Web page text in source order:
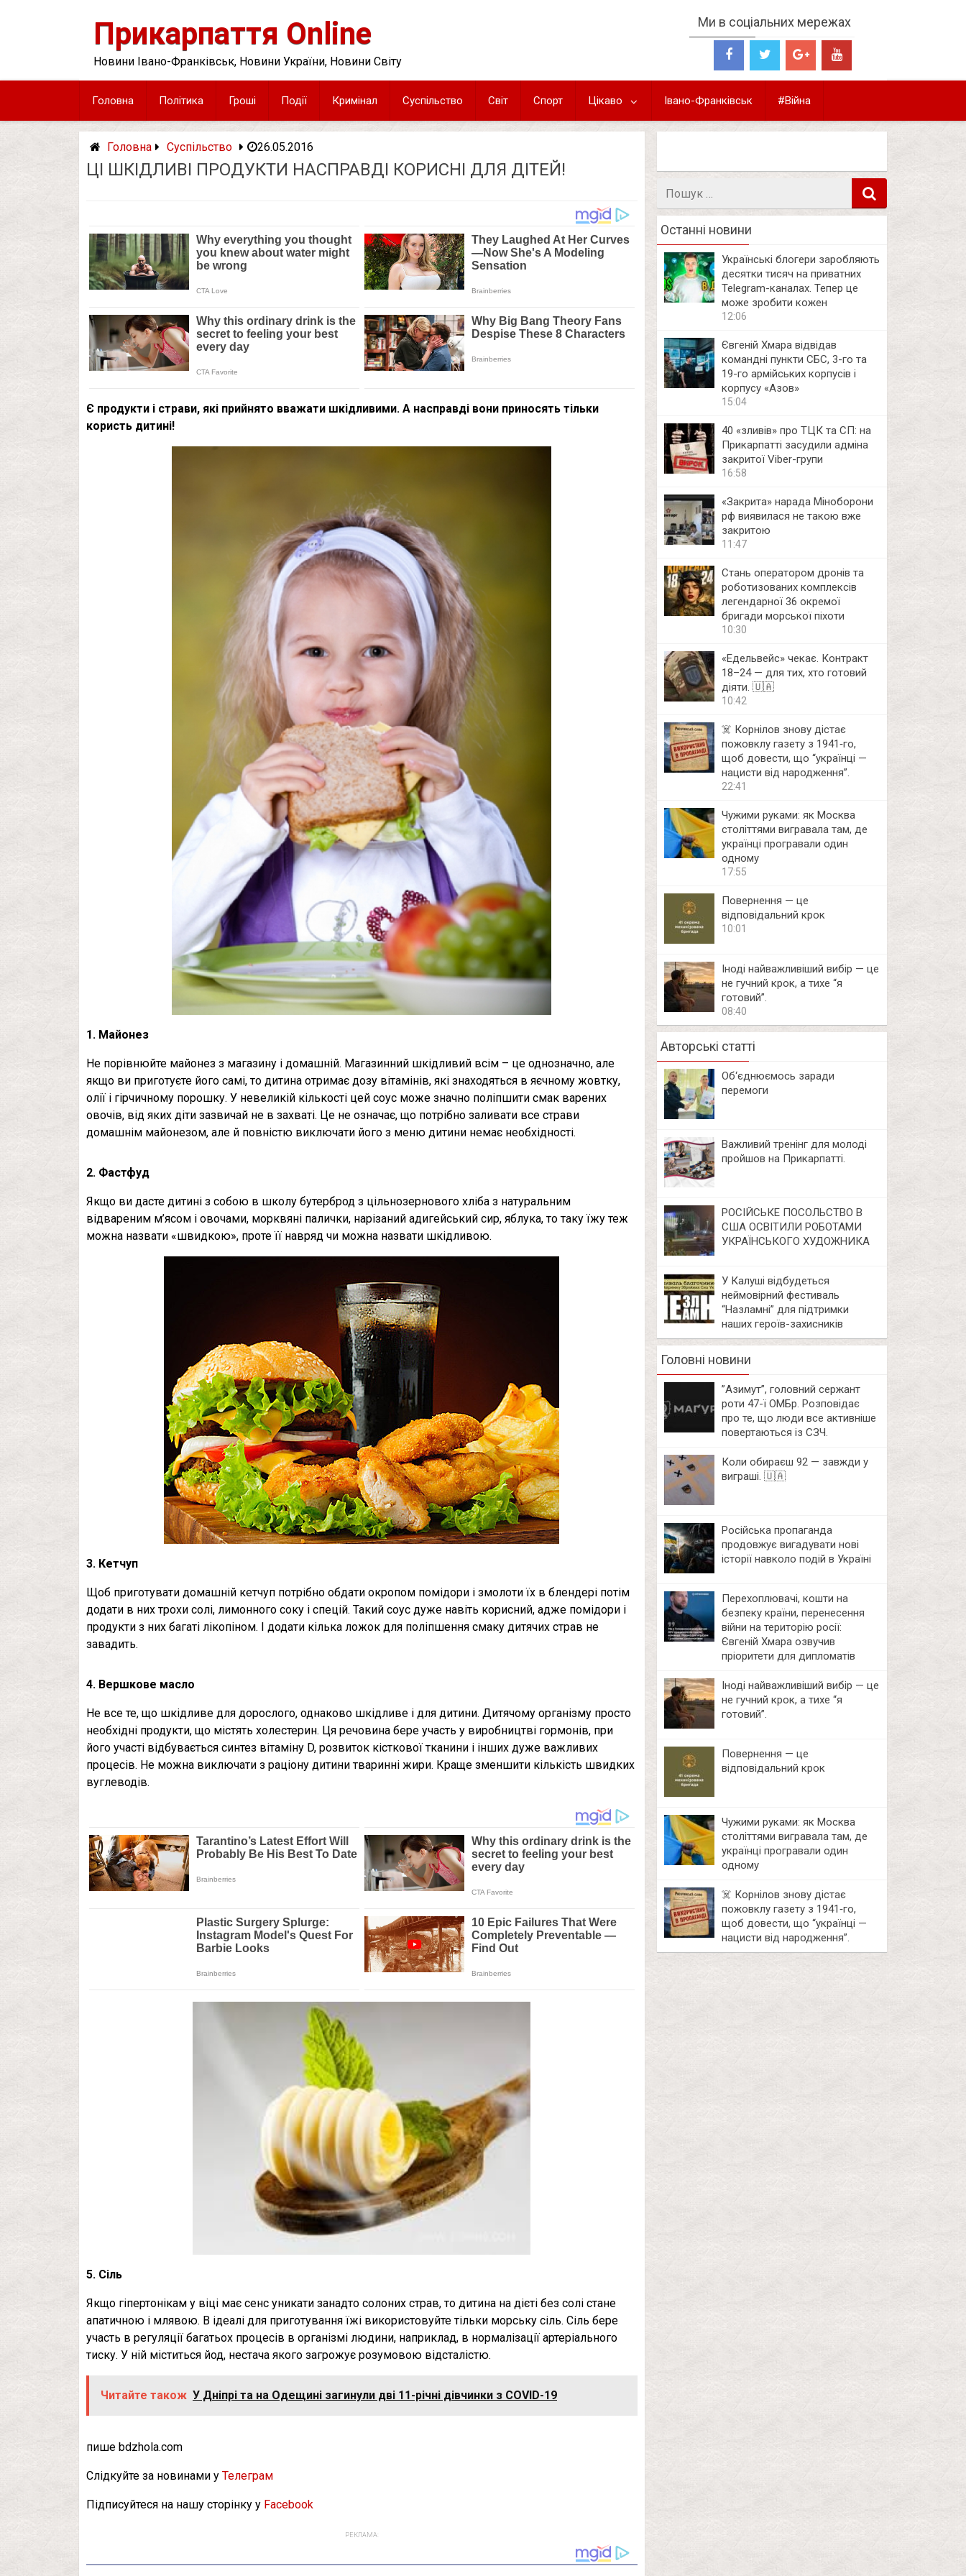
Прикарпаття Online
Новини Івано-Франківськ, Новини України, Новини Світу
Ми в соціальних мережах
Головна Політика Гроші Події Кримінал Суспільство Світ Спорт Цікаво Івано-Франківськ #Війна
Головна Суспільство 26.05.2016
ЦІ ШКІДЛИВІ ПРОДУКТИ НАСПРАВДІ КОРИСНІ ДЛЯ ДІТЕЙ!
Є продукти і страви, які прийнято вважати шкідливими. А насправді вони приносять тільки
користь дитині!
1. Майонез
Не порівнюйте майонез з магазину і домашній. Магазинний шкідливий всім – це однозначно, але
якщо ви приготуєте його самі, то дитина отримає дозу вітамінів, які знаходяться в яєчному жовтку,
олії і гірчичному порошку. У невеликій кількості цей соус може значно поліпшити смак варених
овочів, від яких діти зазвичай не в захваті. Це не означає, що потрібно заливати все страви
домашнім майонезом, але й повністю виключати його з меню дитини немає необхідності.
2. Фастфуд
Якщо ви дасте дитині з собою в школу бутерброд з цільнозернового хліба з натуральним
відвареним м’ясом і овочами, морквяні палички, нарізаний адигейський сир, яблука, то таку їжу теж
можна назвати «швидкою», проте її навряд чи можна назвати шкідливою.
3. Кетчуп
Щоб приготувати домашній кетчуп потрібно обдати окропом помідори і змолоти їх в блендері потім
додати в них трохи солі, лимонного соку і спецій. Такий соус дуже навіть корисний, адже помідори і
продукти з них багаті лікопіном. І додати кілька ложок для поліпшення смаку дитячих страв не
завадить.
4. Вершкове масло
Не все те, що шкідливе для дорослого, однаково шкідливе і для дитини. Дитячому організму просто
необхідні продукти, що містять холестерин. Ця речовина бере участь у виробництві гормонів, при
його участі відбувається синтез вітаміну D, розвиток кісткової тканини і інших дуже важливих
процесів. Не можна виключати з раціону дитини тваринні жири. Краще зменшити кількість швидких
вуглеводів.
5. Сіль
Якщо гіпертонікам у віці має сенс уникати занадто солоних страв, то дитина на дієті без солі стане
апатичною і млявою. В ідеалі для приготування їжі використовуйте тільки морську сіль. Сіль бере
участь в регуляції багатьох процесів в організмі людини, наприклад, в нормалізації артеріального
тиску. У ній міститься йод, нестача якого загрожує розумовою відсталістю.
Читайте також У Дніпрі та на Одещині загинули дві 11-річні дівчинки з COVID-19
пише bdzhola.com
Слідкуйте за новинами у Телеграм
Підписуйтеся на нашу сторінку у Facebook
РЕКЛАМА:
Останні новини
Українські блогери заробляють
десятки тисяч на приватних
Telegram-каналах. Тепер це
може зробити кожен
12:06
Євгеній Хмара відвідав
командні пункти СБС, 3-го та
19-го армійських корпусів і
корпусу «Азов»
15:04
40 «зливів» про ТЦК та СП: на
Прикарпатті засудили адміна
закритої Viber-групи
16:58
«Закрита» нарада Міноборони
рф виявилася не такою вже
закритою
11:47
Стань оператором дронів та
роботизованих комплексів
легендарної 36 окремої
бригади морської піхоти
10:30
«Едельвейс» чекає. Контракт
18–24 — для тих, хто готовий
діяти. 🇺🇦
10:42
☠️ Корнілов знову дістає
пожовклу газету з 1941‑го,
щоб довести, що “українці —
нацисти від народження”.
22:41
Чужими руками: як Москва
століттями вигравала там, де
українці програвали один
одному
17:55
Повернення — це
відповідальний крок
10:01
Іноді найважливіший вибір — це
не гучний крок, а тихе “я
готовий”.
08:40
Авторські статті
Об‘єднюємось заради
перемоги
Важливий тренінг для молоді
пройшов на Прикарпатті.
РОСІЙСЬКЕ ПОСОЛЬСТВО В
США ОСВІТИЛИ РОБОТАМИ
УКРАЇНСЬКОГО ХУДОЖНИКА
У Калуші відбудеться
неймовірний фестиваль
“Назламні” для підтримки
наших героїв-захисників
Головні новини
⁨”Азимут”, головний сержант
роти 47-ї ОМБр. Розповідає
про те, що люди все активніше
повертаються із СЗЧ.
Коли обираєш 92 — завжди у
виграші. 🇺🇦
Російська пропаганда
продовжує вигадувати нові
історії навколо подій в Україні
Перехоплювачі, кошти на
безпеку країни, перенесення
війни на територію росії:
Євгеній Хмара озвучив
пріоритети для дипломатів
Іноді найважливіший вибір — це
не гучний крок, а тихе “я
готовий”.
Повернення — це
відповідальний крок
Чужими руками: як Москва
століттями вигравала там, де
українці програвали один
одному
☠️ Корнілов знову дістає
пожовклу газету з 1941‑го,
щоб довести, що “українці —
нацисти від народження”.